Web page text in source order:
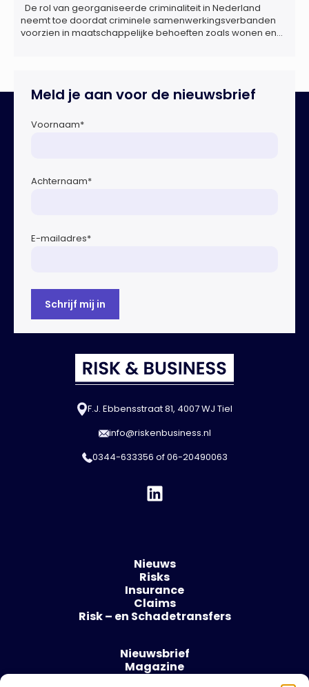
De rol van georganiseerde criminaliteit in Nederland
neemt toe doordat criminele samenwerkingsverbanden
voorzien in maatschappelijke behoeften zoals wonen en
rapport geschreven door het Strategisch Kenniscentrum
Ondermijnende […]
Meld je aan voor de nieuwsbrief
Voornaam*
Achternaam*
E-mailadres*
F.J. Ebbensstraat 81, 4007 WJ Tiel
info@riskenbusiness.nl
0344-633356 of06-20490063
Nieuws
Risks
Insurance
Claims
Risk – en Schadetransfers
Nieuwsbrief
Magazine